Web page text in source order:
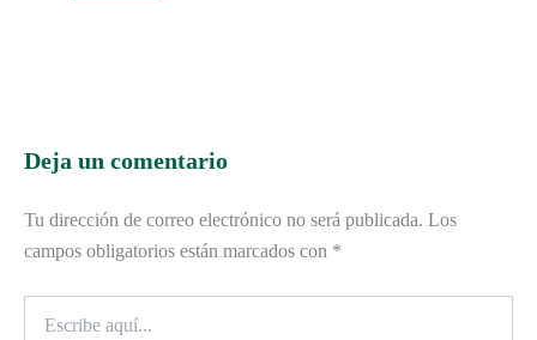
Deja un comentario
Tu dirección de correo electrónico no será publicada. Los
campos obligatorios están marcados con *
aquí...